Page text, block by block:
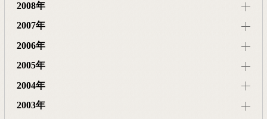
2008年
2007年
2006年
2005年
2004年
2003年